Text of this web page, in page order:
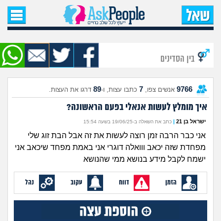
עמוד הבית
שאל שאלה
שאלות חדשות
שאלות שעוררו עניין
עצות חדשות
מה קורה כאן?
מתחם הטיפים
מדורים
בין הסדינים
9766 אנשים צפו, 7 כתבו עצות, ו-89 דרגו את העצות.
איך מומלץ לעשות אנאלי בפעם הראשונה?
ישראל בן 21 | כתב את השאלה ב-19/06/25 בשעה 15:54
אני כבר הרבה זמן רוצה לעשות את זה אבל הבת זוג שלי
מפחדת שזה יכאב ווואלה דוגרי אני באמת מפחד שיכאב אני
ישמח לקבל מידע בנושא ממי שהנושא
הזמן דווח עקוב נהל